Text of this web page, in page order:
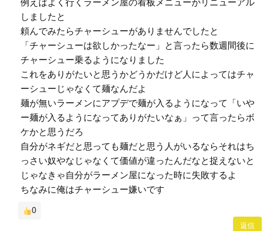
例えばよく行くラーメン屋の看板メニューがリニューアル
しましたと
頼んでみたらチャーシューがありませんでしたと
「チャーシューは欲しかったなー」と言ったら数週間後に
チャーシュー乗るようになりました
これをありがたいと思うかどうかだけど人によってはチャ
ーシューじゃなくて麺なんだよ
麺が無いラーメンにアプデで麺が入るようになって「いや
ー麺が入るようになってありがたいなぁ」って言ったらボ
ケかと思うだろ
自分がネギだと思っても麺だと思う人がいるならそれはち
っさい奴やなじゃなくて価値が違ったんだなと捉えないと
じゃなきゃ自分がラーメン屋になった時に失敗するよ
ちなみに俺はチャーシュー嫌いです
0
返信